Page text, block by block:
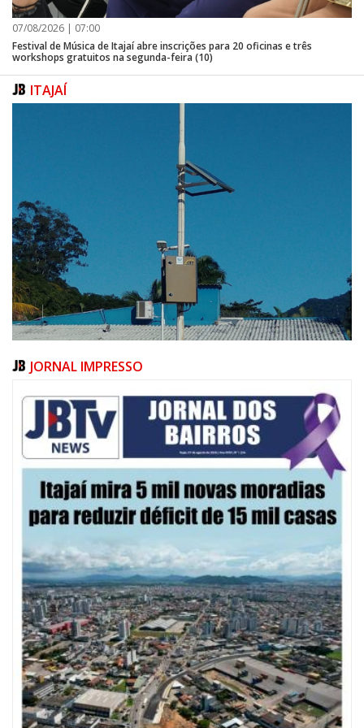
07/08/2026 | 07:00
Festival de Música de Itajaí abre inscrições para 20 oficinas e três
workshops gratuitos na segunda-feira (10)
ITAJAÍ
07/08/2026 | 10:15
Defesa Civil de Itajaí e Univali ampliam monitoramento das marés com
novo marégrafo
NAVEGANTES
JORNAL IMPRESSO